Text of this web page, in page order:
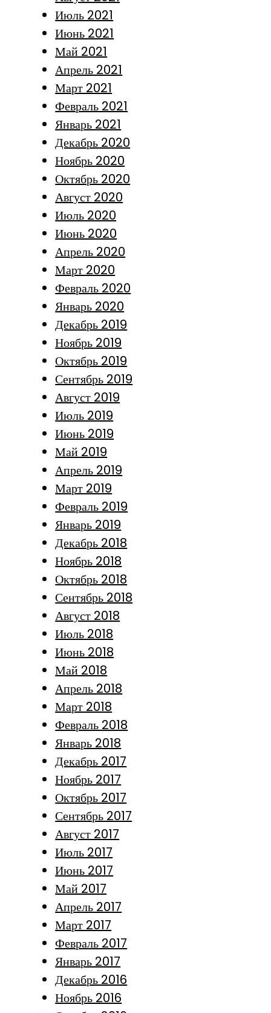
Июль 2021
Июнь 2021
Май 2021
Апрель 2021
Март 2021
Февраль 2021
Январь 2021
Декабрь 2020
Ноябрь 2020
Октябрь 2020
Август 2020
Июль 2020
Июнь 2020
Апрель 2020
Март 2020
Февраль 2020
Январь 2020
Декабрь 2019
Ноябрь 2019
Октябрь 2019
Сентябрь 2019
Август 2019
Июль 2019
Июнь 2019
Май 2019
Апрель 2019
Март 2019
Февраль 2019
Январь 2019
Декабрь 2018
Ноябрь 2018
Октябрь 2018
Сентябрь 2018
Август 2018
Июль 2018
Июнь 2018
Май 2018
Апрель 2018
Март 2018
Февраль 2018
Январь 2018
Декабрь 2017
Ноябрь 2017
Октябрь 2017
Сентябрь 2017
Август 2017
Июль 2017
Июнь 2017
Май 2017
Апрель 2017
Март 2017
Февраль 2017
Январь 2017
Декабрь 2016
Ноябрь 2016